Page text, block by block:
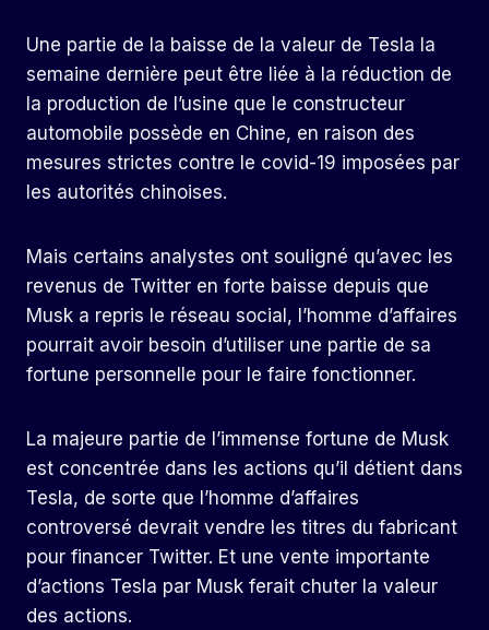
Une partie de la baisse de la valeur de Tesla la
semaine dernière peut être liée à la réduction de
la production de l’usine que le constructeur
automobile possède en Chine, en raison des
mesures strictes contre le covid-19 imposées par
les autorités chinoises.
Mais certains analystes ont souligné qu’avec les
revenus de Twitter en forte baisse depuis que
Musk a repris le réseau social, l’homme d’affaires
pourrait avoir besoin d’utiliser une partie de sa
fortune personnelle pour le faire fonctionner.
La majeure partie de l’immense fortune de Musk
est concentrée dans les actions qu’il détient dans
Tesla, de sorte que l’homme d’affaires
controversé devrait vendre les titres du fabricant
pour financer Twitter. Et une vente importante
d’actions Tesla par Musk ferait chuter la valeur
des actions.